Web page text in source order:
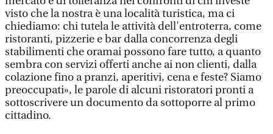
visto che la nostra è una località turistica, ma ci
chiediamo: chi tutela le attività dell'entroterra, come
ristoranti, pizzerie e bar dalla concorrenza degli
stabilimenti che oramai possono fare tutto, a quanto
sembra con servizi offerti anche ai non clienti, dalla
colazione fino a pranzi, aperitivi, cena e feste? Siamo
preoccupati», le parole di alcuni ristoratori pronti a
sottoscrivere un documento da sottoporre al primo
cittadino.